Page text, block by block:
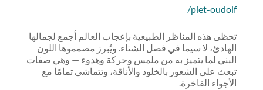
piet-oudolf/
تحظى هذه المناظر الطبيعية بإعجاب العالم أجمع لجمالها
الهادئ، لا سيما في فصل الشتاء. ويُبرز مصمموها اللون
البني لما يتميز به من ملمس وحركة وهدوء — وهي صفات
تبعث على الشعور بالخلود والأناقة، وتتماشى تمامًا مع
الأجواء الفاخرة.